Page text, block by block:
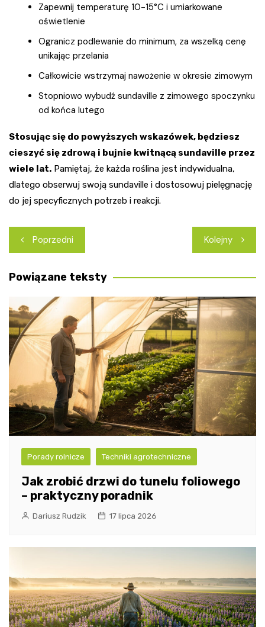
Zapewnij temperaturę 10-15°C i umiarkowane
oświetlenie
Ogranicz podlewanie do minimum, za wszelką cenę
unikając przelania
Całkowicie wstrzymaj nawożenie w okresie zimowym
Stopniowo wybudź sundaville z zimowego spoczynku
od końca lutego
Stosując się do powyższych wskazówek, będziesz
cieszyć się zdrową i bujnie kwitnącą sundaville przez
wiele lat. Pamiętaj, że każda roślina jest indywidualna,
dlatego obserwuj swoją sundaville i dostosowuj pielęgnację
do jej specyficznych potrzeb i reakcji.
Nawigacja
wpisu
Poprzedni Kolejny
Powiązane teksty
Porady rolnicze Techniki agrotechniczne
Jak zrobić drzwi do tunelu foliowego
– praktyczny poradnik
Dariusz Rudzik 17 lipca 2026